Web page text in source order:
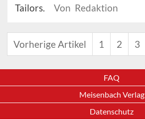
Tailors.
Von Redaktion
Vorherige Artikel 1 2 3
FAQ
Meisenbach Verlag
Datenschutz